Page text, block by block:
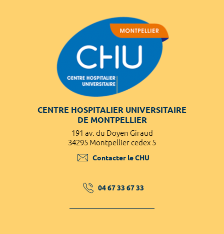
CENTRE HOSPITALIER UNIVERSITAIRE
DE MONTPELLIER
191 av. du Doyen Giraud
34295 Montpellier cedex 5
Contacter le CHU
04 67 33 67 33